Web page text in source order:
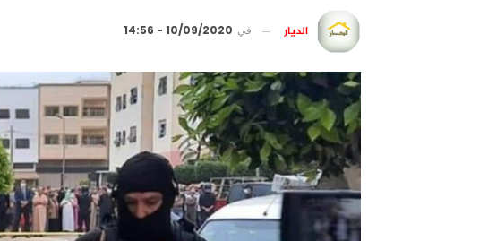
الديار في 10/09/2020 - 14:56